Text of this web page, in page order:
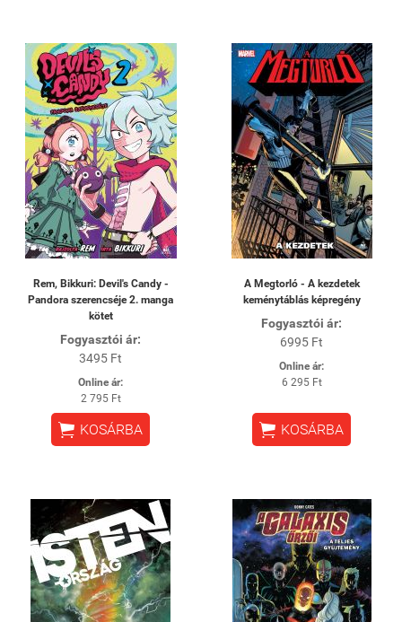
Rem, Bikkuri: Devil's Candy -
Pandora szerencséje 2. manga
kötet
Fogyasztói ár:
3495 Ft
Online ár:
2 795 Ft
 KOSÁRBA
A Megtorló - A kezdetek
keménytáblás képregény
Fogyasztói ár:
6995 Ft
Online ár:
6 295 Ft
 KOSÁRBA